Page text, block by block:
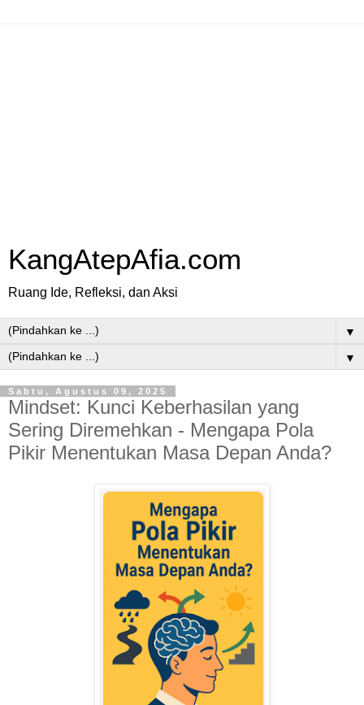
KangAtepAfia.com
Ruang Ide, Refleksi, dan Aksi
▼
▼
Sabtu, Agustus 09, 2025
Mindset: Kunci Keberhasilan yang
Sering Diremehkan - Mengapa Pola
Pikir Menentukan Masa Depan Anda?